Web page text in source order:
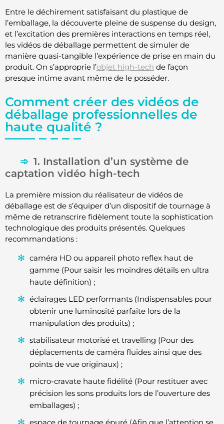
Entre le déchirement satisfaisant du plastique de
l’emballage, la découverte pleine de suspense du design,
et l’excitation des premières interactions en temps réel,
les vidéos de déballage permettent de simuler de
manière quasi-tangible l’expérience de prise en main du
produit. On s’approprie l’objet high-tech de façon
presque intime avant même de le posséder.
Comment créer des vidéos de
déballage professionnelles de
haute qualité ?
1. Installation d’un système de
captation vidéo high-tech
La première mission du réalisateur de vidéos de
déballage est de s’équiper d’un dispositif de tournage à
même de retranscrire fidèlement toute la sophistication
technologique des produits présentés. Quelques
recommandations :
caméra HD ou appareil photo reflex haut de
gamme (Pour saisir les moindres détails en ultra
haute définition) ;
éclairages LED performants (Indispensables pour
obtenir une luminosité parfaite lors de la
manipulation des produits) ;
stabilisateur motorisé et travelling (Pour des
déplacements de caméra fluides ainsi que des
points de vue originaux) ;
micro-cravate haute fidélité (Pour restituer avec
précision les sons produits lors de l’ouverture des
emballages) ;
espace de tournage épuré (Afin que l’attention se